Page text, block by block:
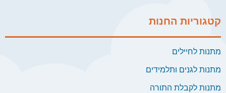
קטגוריות החנות
מתנות לחיילים
מתנות לגנים ותלמידים
מתנות לקבלת התורה